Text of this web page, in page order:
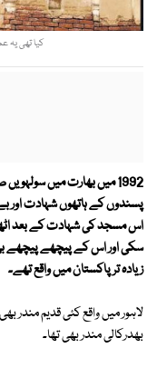
کیا تھی یہ
1992 میں بھارت میں
پسندوں کے ہاتھوں شہادت اور
اس مسجد کی شہادت کے بعد
سکی اور اس کے پیچھے پیچھے
زیادہ تر پاکستان میں واقع تھے۔
لاہور میں واقع کئی قدیم
بھدرکالی مندر بھی تھا۔